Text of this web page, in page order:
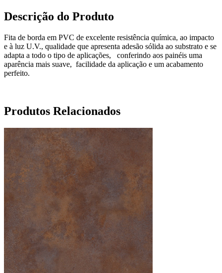
Descrição do Produto
Fita de borda em PVC de excelente resistência química, ao impacto
e à luz U.V., qualidade que apresenta adesão sólida ao substrato e se
adapta a todo o tipo de aplicações, conferindo aos painéis uma
aparência mais suave, facilidade da aplicação e um acabamento
perfeito.
Produtos Relacionados